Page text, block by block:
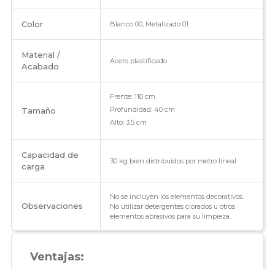
Color Blanco 00, Metalizado 01
Material /
Acabado
Acero plastificado
Tamaño
Frente: 110 cm
Profundidad: 40 cm
Alto: 3.5 cm
Capacidad de
carga
30 kg bien distribuidos por metro lineal
Observaciones
No se incluyen los elementos decorativos.
No utilizar detergentes clorados u otros
elementos abrasivos para su limpieza.
Ventajas: